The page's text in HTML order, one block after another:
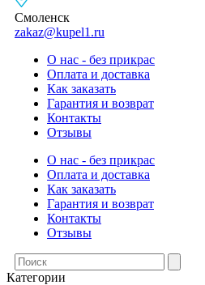
Смоленск
zakaz@kupel1.ru
О нас - без прикрас
Оплата и доставка
Как заказать
Гарантия и возврат
Контакты
Отзывы
О нас - без прикрас
Оплата и доставка
Как заказать
Гарантия и возврат
Контакты
Отзывы
Категории